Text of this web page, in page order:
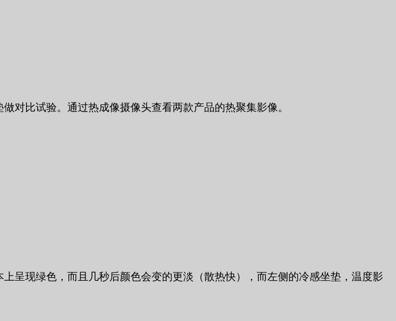
对比试验。通过热成像摄像头查看两款产品的热聚集影像。
呈现绿色，而且几秒后颜色会变的更淡（散热快），而左侧的冷感坐垫，温度影